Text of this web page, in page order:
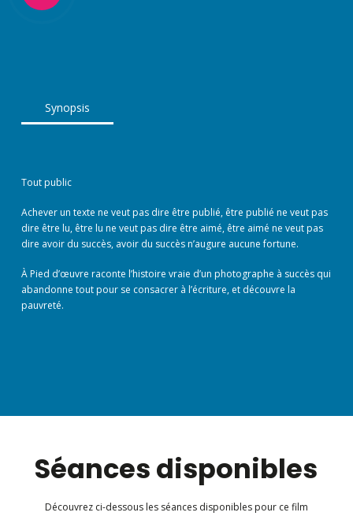
Synopsis
Tout public
Achever un texte ne veut pas dire être publié, être publié ne veut pas
dire être lu, être lu ne veut pas dire être aimé, être aimé ne veut pas
dire avoir du succès, avoir du succès n’augure aucune fortune.
À Pied d’œuvre raconte l’histoire vraie d’un photographe à succès qui
abandonne tout pour se consacrer à l’écriture, et découvre la
pauvreté.
Séances disponibles
Découvrez ci-dessous les séances disponibles pour ce film